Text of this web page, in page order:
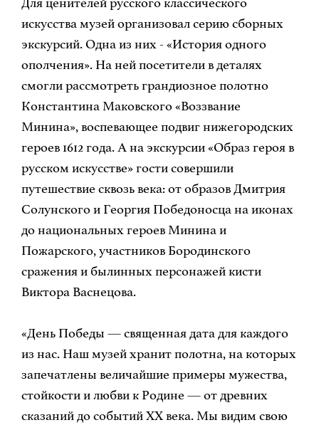
искусства музей организовал серию сборных
экскурсий. Одна из них - «История одного
ополчения». На ней посетители в деталях
смогли рассмотреть грандиозное полотно
Константина Маковского «Воззвание
Минина», воспевающее подвиг нижегородских
героев 1612 года. А на экскурсии «Образ героя в
русском искусстве» гости совершили
путешествие сквозь века: от образов Дмитрия
Солунского и Георгия Победоносца на иконах
до национальных героев Минина и
Пожарского, участников Бородинского
сражения и былинных персонажей кисти
Виктора Васнецова.
«День Победы — священная дата для каждого
из нас. Наш музей хранит полотна, на которых
запечатлены величайшие примеры мужества,
стойкости и любви к Родине — от древних
сказаний до событий XX века. Мы видим свою